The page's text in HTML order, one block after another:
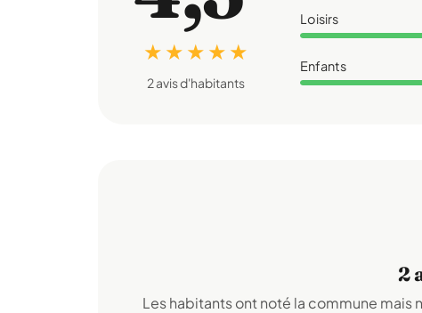
★ ★ ★ ★ ★
2 avis d'habitants
Loisirs
Enfants
2
Les habitants ont noté la commune